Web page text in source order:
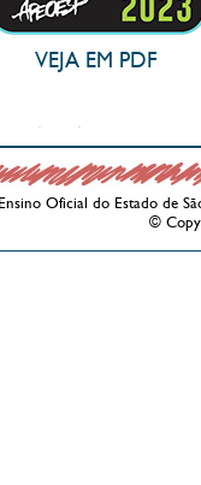
VEJA EM PDF
Oficial do Estado de
©